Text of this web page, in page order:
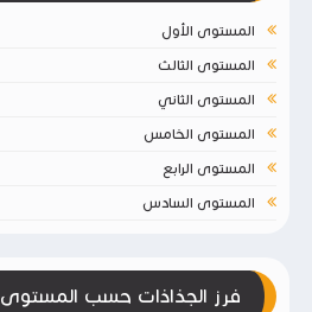
المستوى الأول
المستوى الثالث
المستوى الثاني
المستوى الخامس
المستوى الرابع
المستوى السادس
فرز الجذاذات حسب المستوى